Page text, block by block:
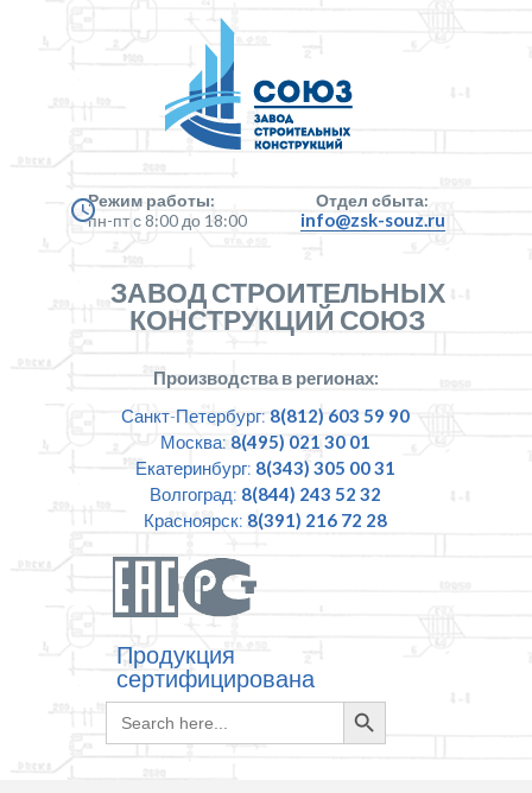
Режим работы:
пн-пт с 8:00 до 18:00
Отдел сбыта:
info@zsk-souz.ru
ЗАВОД СТРОИТЕЛЬНЫХ
КОНСТРУКЦИЙ СОЮЗ
Производства в регионах:
Санкт-Петербург: 8(812) 603 59 90
Москва: 8(495) 021 30 01
Екатеринбург: 8(343) 305 00 31
Волгоград: 8(844) 243 52 32
Красноярск: 8(391) 216 72 28
Продукция
сертифицирована
Search
for:
Search
Button